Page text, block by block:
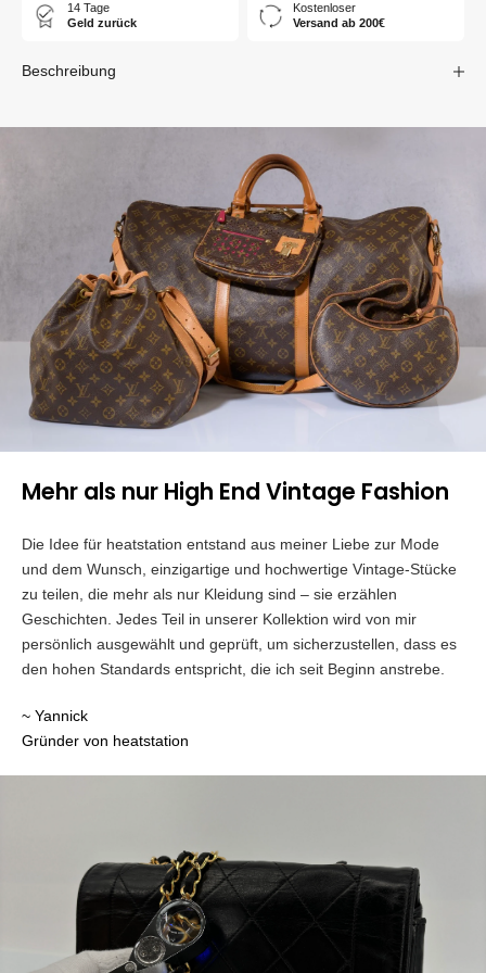
14 Tage
Geld zurück
Kostenloser
Versand ab 200€
Beschreibung
Mehr als nur High End Vintage Fashion
Die Idee für heatstation entstand aus meiner Liebe zur Mode
und dem Wunsch, einzigartige und hochwertige Vintage-Stücke
zu teilen, die mehr als nur Kleidung sind – sie erzählen
Geschichten. Jedes Teil in unserer Kollektion wird von mir
persönlich ausgewählt und geprüft, um sicherzustellen, dass es
den hohen Standards entspricht, die ich seit Beginn anstrebe.
~ Yannick
Gründer von heatstation